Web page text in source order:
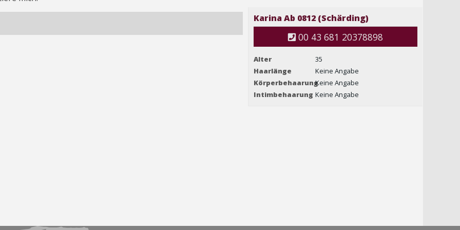
Karina Ab 0812 (Schärding)
00 43 681 20378898
Alter
35
Haarlänge
Keine Angabe
KörperbehaarungKeine Angabe
Intimbehaarung Keine Angabe